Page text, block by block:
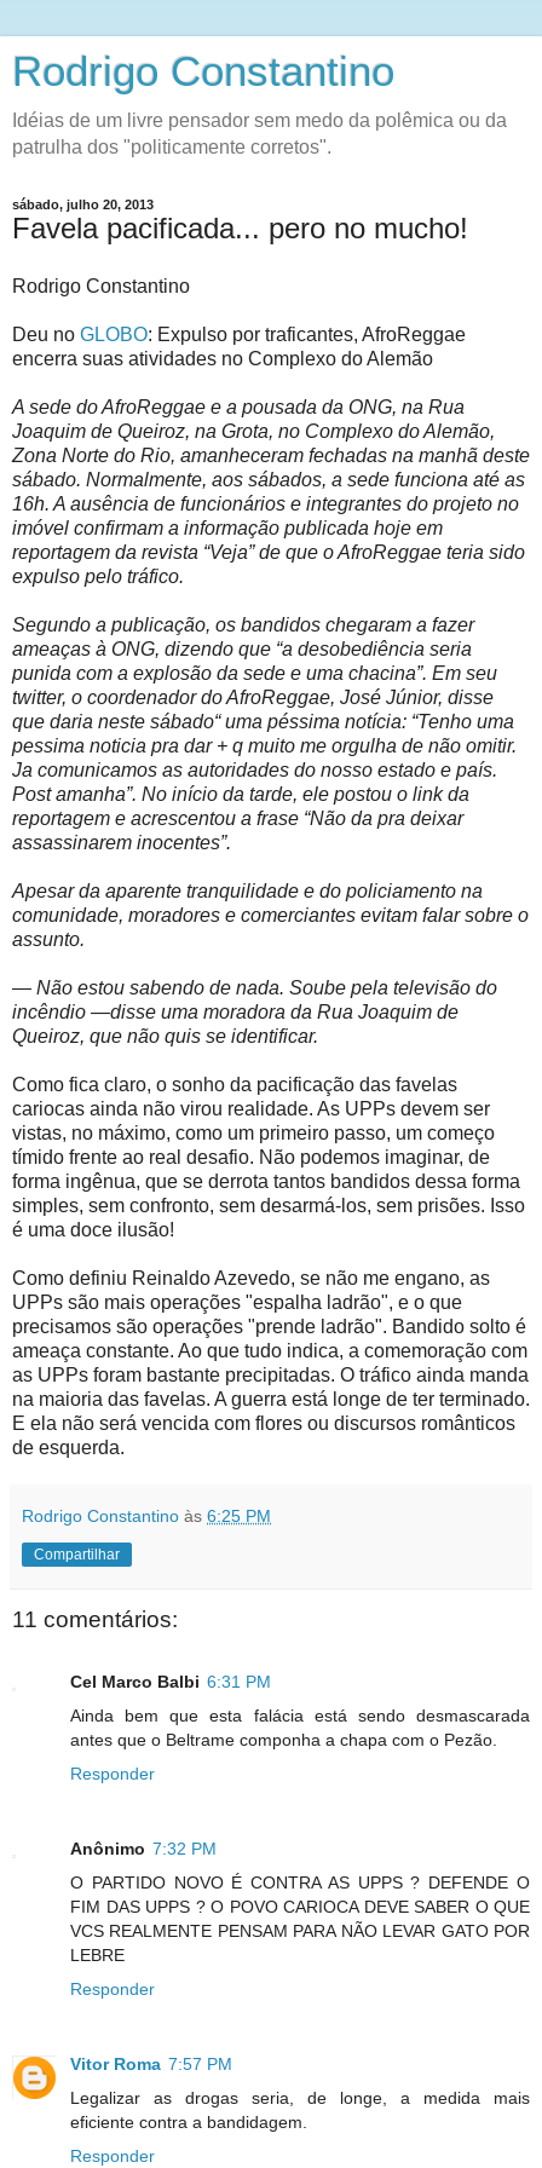
Rodrigo Constantino
Idéias de um livre pensador sem medo da polêmica ou da
patrulha dos "politicamente corretos".
sábado, julho 20, 2013
Favela pacificada... pero no mucho!
Rodrigo Constantino
Deu no GLOBO: Expulso por traficantes, AfroReggae
encerra suas atividades no Complexo do Alemão
A sede do AfroReggae e a pousada da ONG, na Rua
Joaquim de Queiroz, na Grota, no Complexo do Alemão,
Zona Norte do Rio, amanheceram fechadas na manhã deste
sábado. Normalmente, aos sábados, a sede funciona até as
16h. A ausência de funcionários e integrantes do projeto no
imóvel confirmam a informação publicada hoje em
reportagem da revista “Veja” de que o AfroReggae teria sido
expulso pelo tráfico.
Segundo a publicação, os bandidos chegaram a fazer
ameaças à ONG, dizendo que “a desobediência seria
punida com a explosão da sede e uma chacina”. Em seu
twitter, o coordenador do AfroReggae, José Júnior, disse
que daria neste sábado“ uma péssima notícia: “Tenho uma
pessima noticia pra dar + q muito me orgulha de não omitir.
Ja comunicamos as autoridades do nosso estado e país.
Post amanha”. No início da tarde, ele postou o link da
reportagem e acrescentou a frase “Não da pra deixar
assassinarem inocentes”.
Apesar da aparente tranquilidade e do policiamento na
comunidade, moradores e comerciantes evitam falar sobre o
assunto.
— Não estou sabendo de nada. Soube pela televisão do
incêndio —disse uma moradora da Rua Joaquim de
Queiroz, que não quis se identificar.
Como fica claro, o sonho da pacificação das favelas
cariocas ainda não virou realidade. As UPPs devem ser
vistas, no máximo, como um primeiro passo, um começo
tímido frente ao real desafio. Não podemos imaginar, de
forma ingênua, que se derrota tantos bandidos dessa forma
simples, sem confronto, sem desarmá-los, sem prisões. Isso
é uma doce ilusão!
Como definiu Reinaldo Azevedo, se não me engano, as
UPPs são mais operações "espalha ladrão", e o que
precisamos são operações "prende ladrão". Bandido solto é
ameaça constante. Ao que tudo indica, a comemoração com
as UPPs foram bastante precipitadas. O tráfico ainda manda
na maioria das favelas. A guerra está longe de ter terminado.
E ela não será vencida com flores ou discursos românticos
de esquerda.
Rodrigo Constantino às 6:25 PM
Compartilhar
11 comentários:
Cel Marco Balbi 6:31 PM
Ainda bem que esta falácia está sendo desmascarada
antes que o Beltrame componha a chapa com o Pezão.
Responder
Anônimo 7:32 PM
O PARTIDO NOVO É CONTRA AS UPPS ? DEFENDE O
FIM DAS UPPS ? O POVO CARIOCA DEVE SABER O QUE
VCS REALMENTE PENSAM PARA NÃO LEVAR GATO POR
LEBRE
Responder
Vitor Roma 7:57 PM
Legalizar as drogas seria, de longe, a medida mais
eficiente contra a bandidagem.
Responder